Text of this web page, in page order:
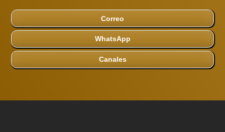
Correo
WhatsApp
Canales